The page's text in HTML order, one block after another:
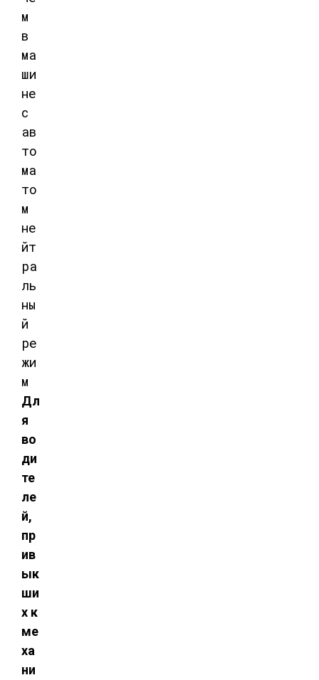
Дл
я
во
ди
те
ле
й,
пр
ив
ык
ши
х к
ме
ха
ни